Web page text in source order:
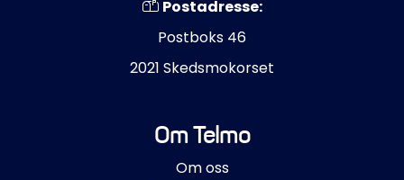
Postadresse:
Postboks 46
2021 Skedsmokorset
Om Telmo
Om oss